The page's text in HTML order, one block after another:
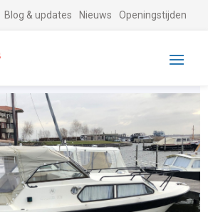
Blog & updates Nieuws Openingstijden